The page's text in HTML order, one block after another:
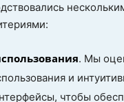
. Мы
и
чтобы